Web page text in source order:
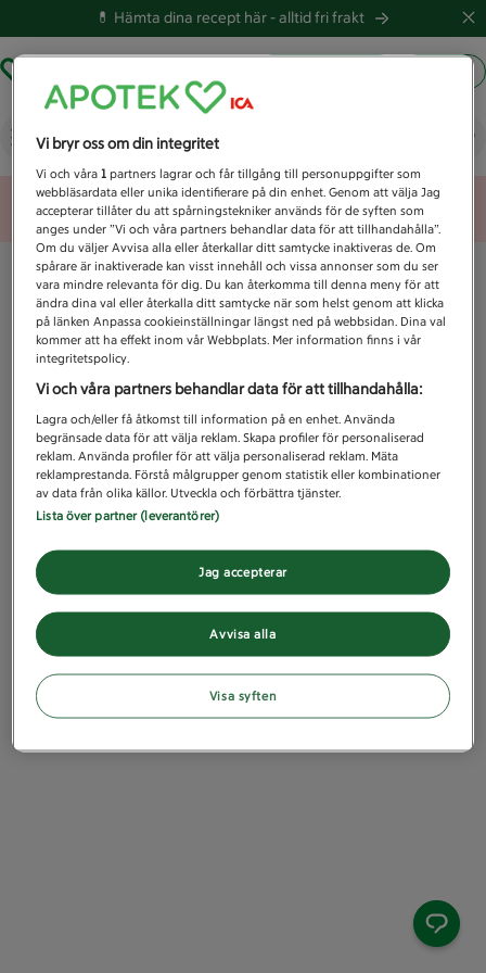
💊 Hämta dina recept här -alltid fri frakt
Vad letar du efter idag?
Unknown error
Vi bryr oss om din integritet
Vi och våra1 partners lagrar och får tillgång till personuppgifter som
webbläsardata eller unika identifierare på din enhet. Genom att välja Jag
accepterar tillåter du att spårningstekniker används för de syften som
anges under ”Vi och våra partners behandlar data för att tillhandahålla”.
Om du väljer Avvisa alla eller återkallar ditt samtycke inaktiveras de. Om
spårare är inaktiverade kan visst innehåll och vissa annonser som du ser
vara mindre relevanta för dig. Du kan återkomma till denna meny för att
ändra dina val eller återkalla ditt samtycke när som helst genom att klicka
på länken Anpassa cookieinställningar längst ned på webbsidan. Dina val
kommer att ha effekt inom vår Webbplats. Mer information finns i vår
integritetspolicy.
Vi och våra partners behandlar data för att tillhandahålla:
Lagra och/eller få åtkomst till information på en enhet. Använda
begränsade data för att välja reklam. Skapa profiler för personaliserad
reklam. Använda profiler för att välja personaliserad reklam. Mäta
reklamprestanda. Förstå målgrupper genom statistik eller kombinationer
av data från olika källor. Utveckla och förbättra tjänster.
Lista över partner (leverantörer)
Avvisa alla
Jag accepterar
Visa syften